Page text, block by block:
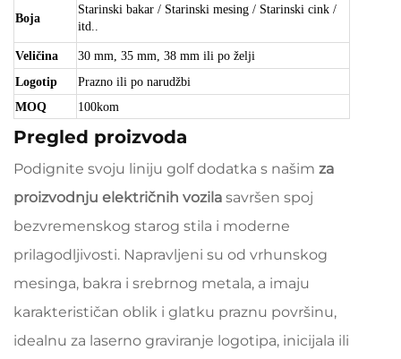
Boja
Starinski bakar / Starinski mesing / Starinski cink /
itd..
Veličina 30 mm, 35 mm, 38 mm ili po želji
Logotip
Prazno ili po narudžbi
MOQ
100kom
Pregled proizvoda
Podignite svoju liniju golf dodatka s našim za
proizvodnju električnih vozila savršen spoj
bezvremenskog starog stila i moderne
prilagodljivosti. Napravljeni su od vrhunskog
mesinga, bakra i srebrnog metala, a imaju
karakterističan oblik i glatku praznu površinu,
idealnu za laserno graviranje logotipa, inicijala ili